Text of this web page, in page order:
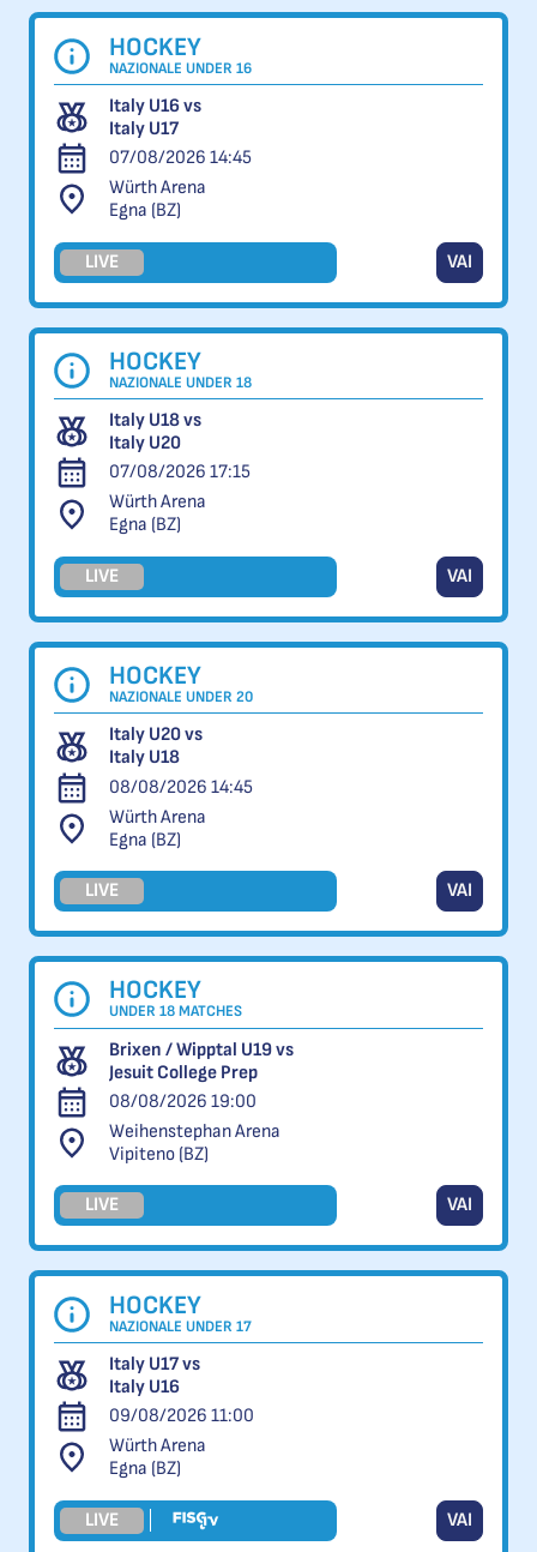
HOCKEY
NAZIONALE UNDER 16
Italy U16 vs
Italy U17
07/08/2026 14:45
Würth Arena
Egna (BZ)
LIVE VAI
HOCKEY
NAZIONALE UNDER 18
Italy U18 vs
Italy U20
07/08/2026 17:15
Würth Arena
Egna (BZ)
LIVE VAI
HOCKEY
NAZIONALE UNDER 20
Italy U20 vs
Italy U18
08/08/2026 14:45
Würth Arena
Egna (BZ)
LIVE VAI
HOCKEY
UNDER 18 MATCHES
Brixen / Wipptal U19 vs
Jesuit College Prep
08/08/2026 19:00
Weihenstephan Arena
Vipiteno (BZ)
LIVE VAI
HOCKEY
NAZIONALE UNDER 17
Italy U17 vs
Italy U16
09/08/2026 11:00
Würth Arena
Egna (BZ)
LIVE VAI